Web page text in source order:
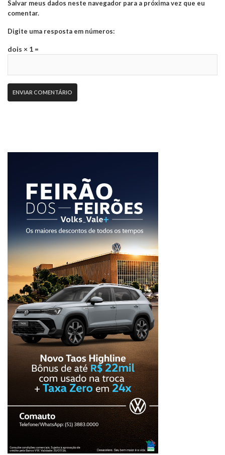
Salvar meus dados neste navegador para a próxima vez que eu
comentar.
Digite uma resposta em números:
dois × 1 =